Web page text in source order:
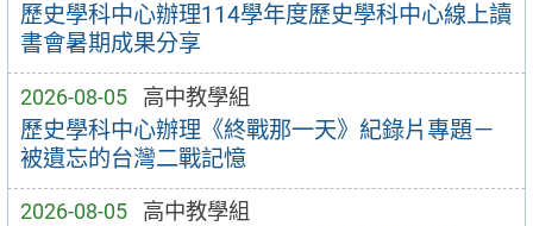
歷史學科中心辦理114學年度歷史學科中心線上讀
書會暑期成果分享
2026-08-05 高中教學組
歷史學科中心辦理《終戰那一天》紀錄片專題－
被遺忘的台灣二戰記憶
2026-08-05 高中教學組